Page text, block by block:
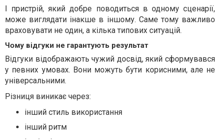
І пристрій, який добре поводиться в одному сценарії,
може виглядати інакше в іншому. Саме тому важливо
враховувати не один, а кілька типових ситуацій.
Чому відгуки не гарантують результат
Відгуки відображають чужий досвід, який сформувався
у певних умовах. Вони можуть бути корисними, але не
універсальними.
Різниця виникає через:
інший стиль використання
інший ритм